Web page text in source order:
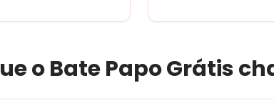
oBate Papo Grátis